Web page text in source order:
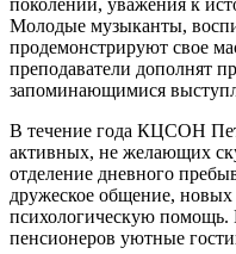
поколений, уважения к
Молодые музыканты,
продемонстрируют свое
преподаватели дополнят
запоминающимися
В течение года КЦСОН
активных, не желающих
отделение дневного
дружеское общение,
психологическую
пенсионеров уютные